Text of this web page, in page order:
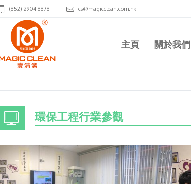
(852) 2904 8878 cs@magicclean.com.hk
主頁 關於我們
環保工程行業參觀